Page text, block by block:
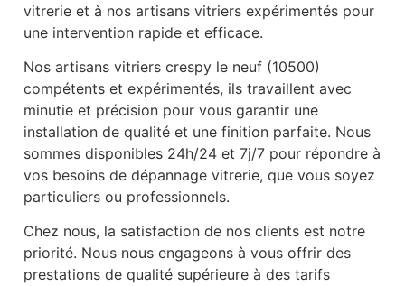
vitrerie et à nos artisans vitriers expérimentés pour
une intervention rapide et efficace.
Nos artisans vitriers crespy le neuf (10500)
compétents et expérimentés, ils travaillent avec
minutie et précision pour vous garantir une
installation de qualité et une finition parfaite. Nous
sommes disponibles 24h/24 et 7j/7 pour répondre à
vos besoins de dépannage vitrerie, que vous soyez
particuliers ou professionnels.
Chez nous, la satisfaction de nos clients est notre
priorité. Nous nous engageons à vous offrir des
prestations de qualité supérieure à des tarifs